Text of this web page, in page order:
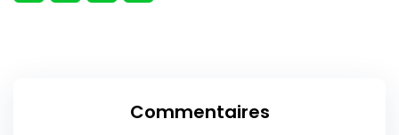
Commentaires